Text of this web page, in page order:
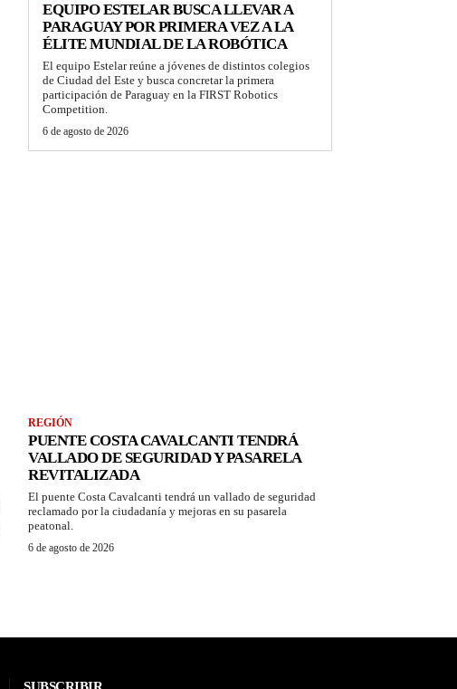
EQUIPO ESTELAR BUSCA LLEVAR A
PARAGUAY POR PRIMERA VEZ A LA
ÉLITE MUNDIAL DE LA ROBÓTICA
El equipo Estelar reúne a jóvenes de distintos colegios
de Ciudad del Este y busca concretar la primera
participación de Paraguay en la FIRST Robotics
Competition.
6 de agosto de 2026
REGIÓN
PUENTE COSTA CAVALCANTI TENDRÁ
VALLADO DE SEGURIDAD Y PASARELA
REVITALIZADA
El puente Costa Cavalcanti tendrá un vallado de seguridad
reclamado por la ciudadanía y mejoras en su pasarela
peatonal.
6 de agosto de 2026
SUBSCRIBIR